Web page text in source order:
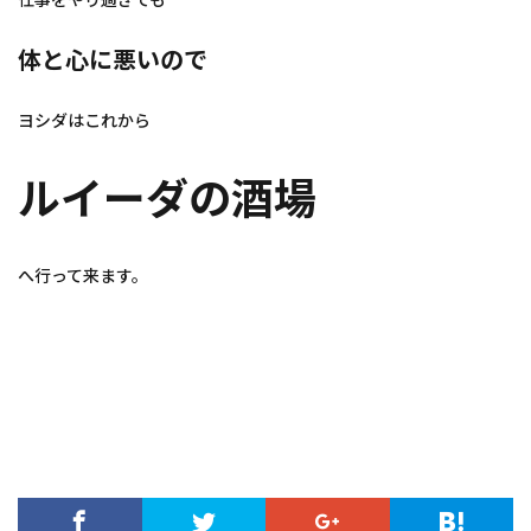
体と心に悪いので
ヨシダはこれから
ルイーダの酒場
へ行って来ます。